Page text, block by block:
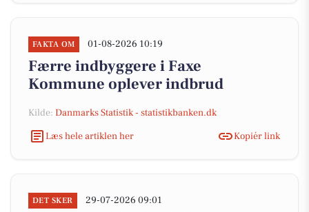
FAKTA OM 01-08-2026 10:19
Færre indbyggere i Faxe
Kommune oplever indbrud
Kilde: Danmarks Statistik - statistikbanken.dk
Læs hele artiklen her
Kopiér link
DET SKER 29-07-2026 09:01